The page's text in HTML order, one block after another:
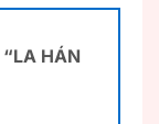
HÁN